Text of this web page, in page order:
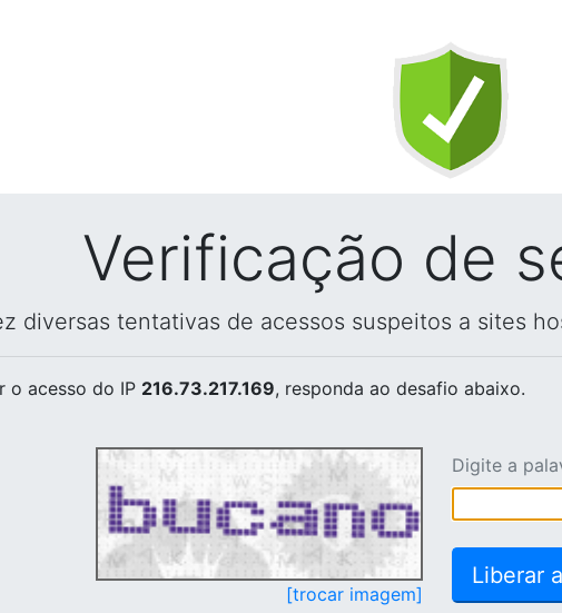
Verificação de
diversas tentativas de acessos suspeitos a sites
o acesso do IP 216.73.217.169, responda ao desafio abaixo.
[trocar imagem]
Digite a